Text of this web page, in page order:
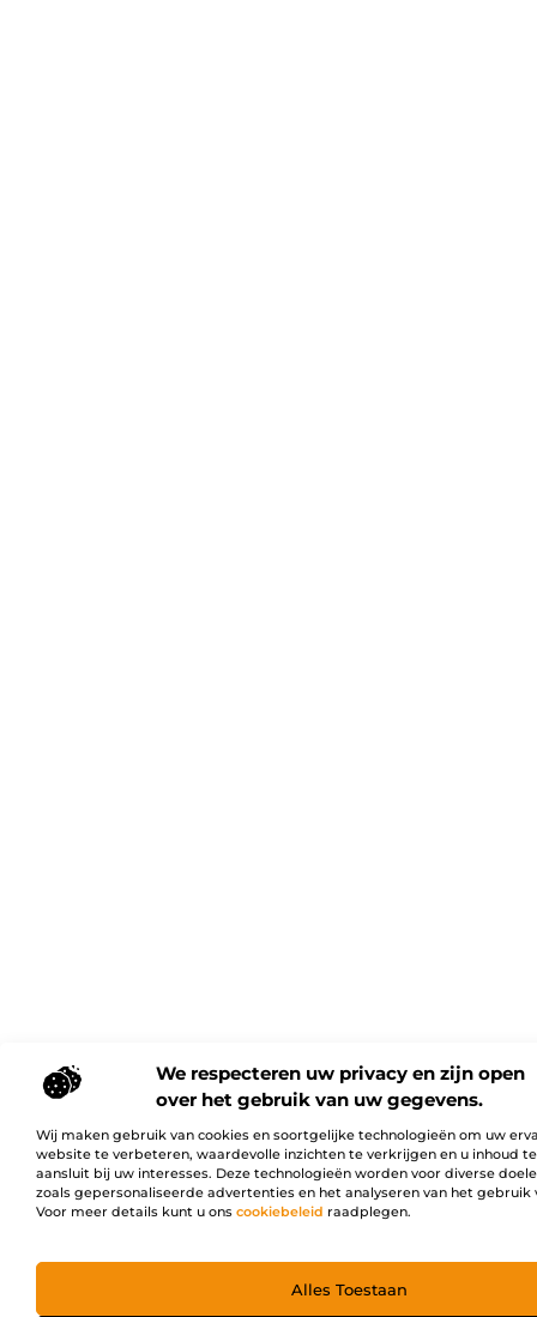
We respecteren uw privacy en zijn open
over het gebruik van uw gegevens.
Wij maken gebruik van cookies en soortgelijke technologieën om uw
website te verbeteren, waardevolle inzichten te verkrijgen en u inhoud
aansluit bij uw interesses. Deze technologieën worden voor diverse
zoals gepersonaliseerde advertenties en het analyseren van het gebruik
Voor meer details kunt u ons cookiebeleid raadplegen.
Alles Toestaan